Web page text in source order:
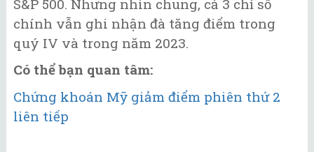
S&P 500. Nhưng nhìn chung, cả 3 chỉ số
chính vẫn ghi nhận đà tăng điểm trong
quý IV và trong năm 2023.
Có thể bạn quan tâm:
Chứng khoán Mỹ giảm điểm phiên thứ 2
liên tiếp